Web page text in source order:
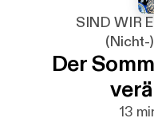
SIND WIR
(Nicht-
Der
13